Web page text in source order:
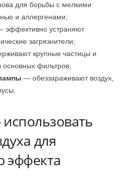
для борьбы с мелкими
и аллергенами;
эффективно устраняют
загрязнители;
крупные частицы и
основных фильтров;
— обеззараживают воздух,
для
эффекта